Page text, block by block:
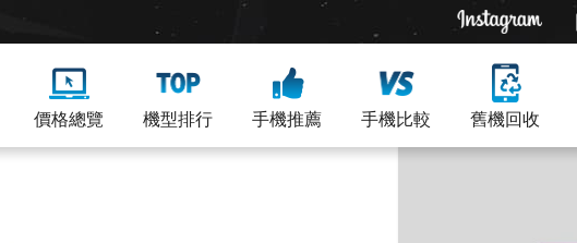
價格總覽 機型排行 手機推薦 手機比較 舊機回收